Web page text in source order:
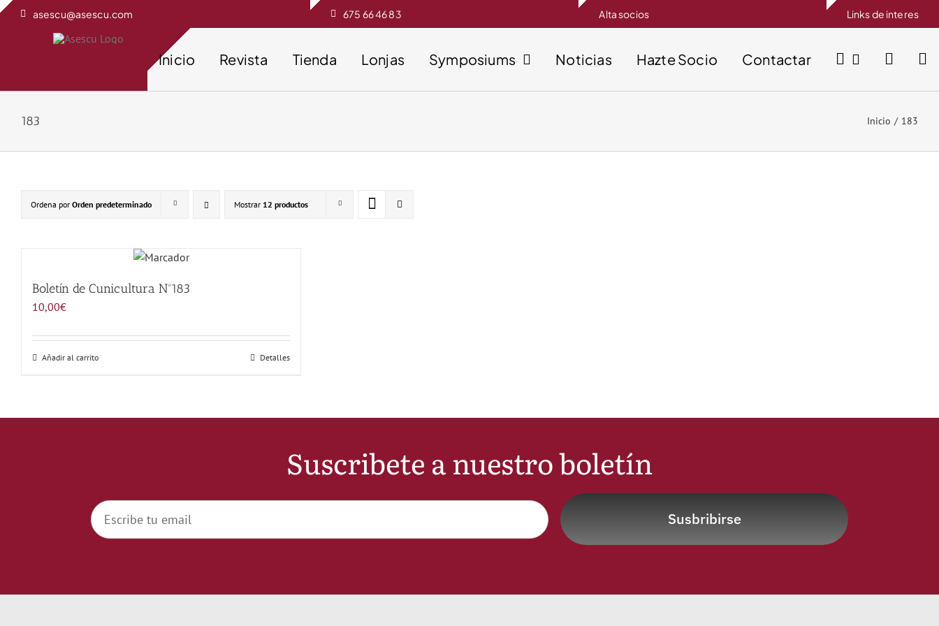
Saltar
asescu@asescu.com 675 66 46 83 Alta socios Links de interes
Inicio Revista Tienda Lonjas Symposiums Noticias Hazte Socio Contactar
183 Inicio 183
Ordena por Orden predeterminado Mostrar 12 productos
Boletín de Cunicultura Nº183
10,00€
Añadir al carrito Detalles
Suscribete a nuestro boletín
Susbribirse